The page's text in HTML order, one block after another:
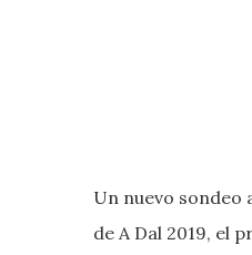
Un nuevo sondeo
de A Dal 2019, el